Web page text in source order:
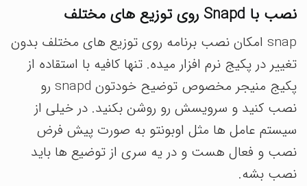
نصب با Snapd روی توزیع های مختلف
snap امکان نصب برنامه روی توزیع های مختلف بدون
تغییر در پکیج نرم افزار میده. تنها کافیه با استقاده از
پکیج منیجر مخصوص توضیح خودتون snapd رو
نصب کنید و سرویسش رو روشن بکنید. در خیلی از
سیستم عامل ها مثل اوبونتو به صورت پیش فرض
نصب و فعال هست و در یه سری از توضیع ها باید
نصب بشه.